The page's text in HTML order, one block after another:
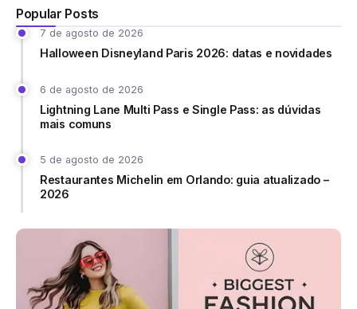
Popular Posts
7 de agosto de 2026
Halloween Disneyland Paris 2026: datas e novidades
6 de agosto de 2026
Lightning Lane Multi Pass e Single Pass: as dúvidas
mais comuns
5 de agosto de 2026
Restaurantes Michelin em Orlando: guia atualizado –
2026